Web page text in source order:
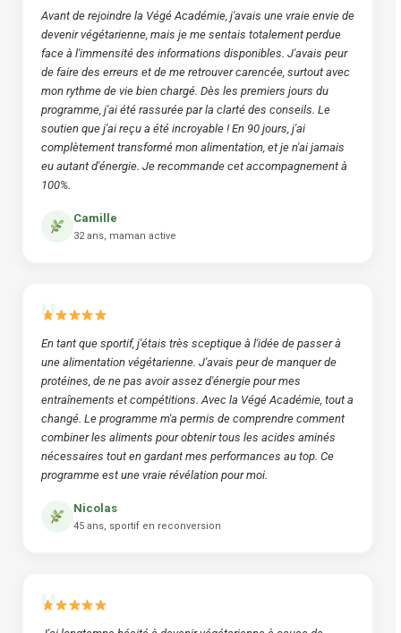
Avant de rejoindre la Végé Académie, j'avais une vraie envie de
devenir végétarienne, mais je me sentais totalement perdue
face à l'immensité des informations disponibles. J'avais peur
de faire des erreurs et de me retrouver carencée, surtout avec
mon rythme de vie bien chargé. Dès les premiers jours du
programme, j'ai été rassurée par la clarté des conseils. Le
soutien que j'ai reçu a été incroyable ! En 90 jours, j'ai
complètement transformé mon alimentation, et je n'ai jamais
eu autant d'énergie. Je recommande cet accompagnement à
100%.
Camille
32 ans, maman active
En tant que sportif, j'étais très sceptique à l'idée de passer à
une alimentation végétarienne. J'avais peur de manquer de
protéines, de ne pas avoir assez d'énergie pour mes
entraînements et compétitions. Avec la Végé Académie, tout a
changé. Le programme m'a permis de comprendre comment
combiner les aliments pour obtenir tous les acides aminés
nécessaires tout en gardant mes performances au top. Ce
programme est une vraie révélation pour moi.
Nicolas
45 ans, sportif en reconversion